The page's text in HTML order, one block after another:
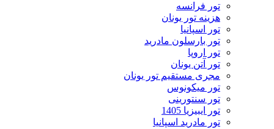
تور فرانسه
هزینه تور یونان
تور اسپانیا
تور بارسلون مادرید
تور اروپا
تور آتن یونان
مجری مستقیم تور یونان
تور میکونوس
تور سنتورینی
تور ایبیزیا 1405
تور مادرید اسپانیا